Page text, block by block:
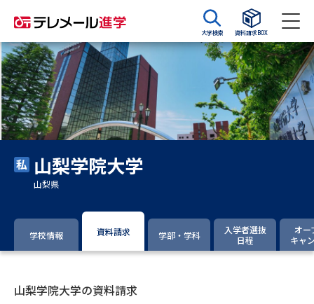
大学検索 資料請求BOX
資料請求 資料検索
大学・短大の資料種類から請求
大学パンフ
過去問題集
山梨学院大学
山梨県
学校情報 資料請求 学部・学科
入学者選抜
日程
オー
キャ
山梨学院大学の資料請求